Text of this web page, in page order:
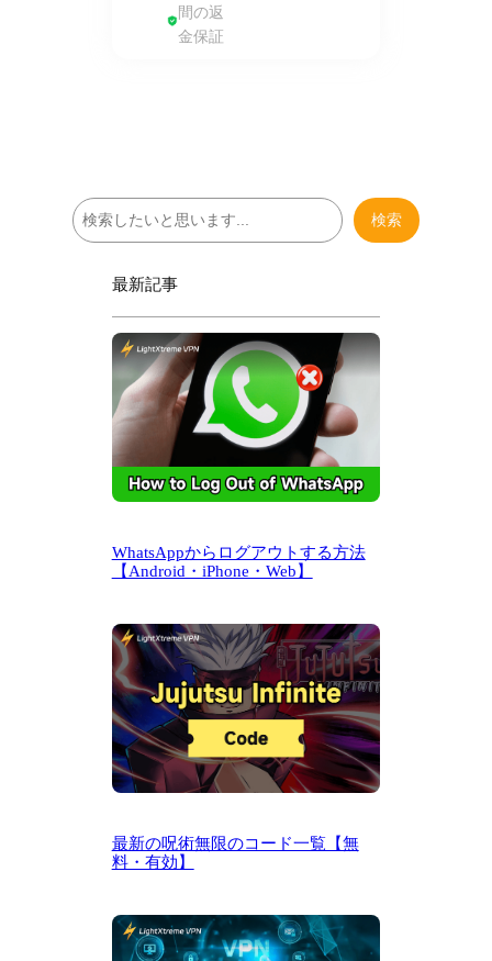
間の返
金保証
検
索
検索
最新記事
WhatsAppからログアウトする方法
【Android・iPhone・Web】
最新の呪術無限のコード一覧【無
料・有効】